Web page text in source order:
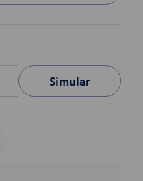
Simular